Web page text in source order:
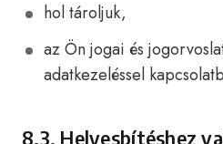
hol tároljuk,
az Ön jogai és
adatkezeléssel
8.3. Helyesbítéshez